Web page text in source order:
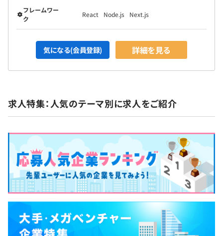
フレームワー
ク
React Node.js Next.js
気になる(会員登録) 詳細を見る
求人特集：人気のテーマ別に求人をご紹介